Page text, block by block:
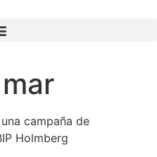
campaña de
Holmberg